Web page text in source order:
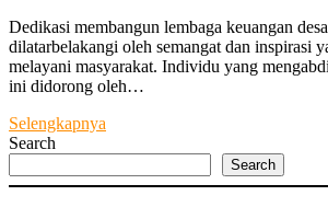
Dedikasi membangun lembaga keuangan
dilatarbelakangi oleh semangat dan inspirasi
melayani masyarakat. Individu yang
ini didorong oleh…
Selengkapnya
Aan”
Search
Search